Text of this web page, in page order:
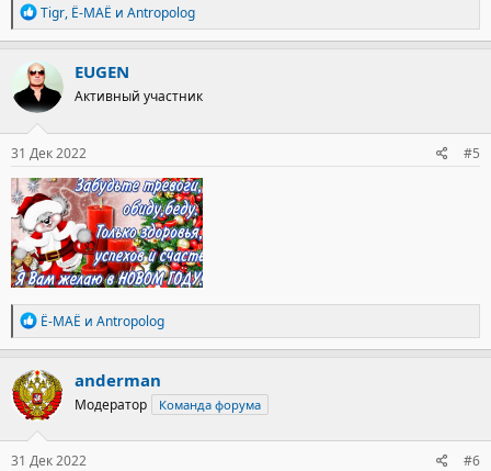
Р
е
а
к
ц
и
и
:
Tigr, Ё-МАЁ и Antropolog
EUGEN
Активный участник
31 Дек 2022 #5
Р
е
а
к
ц
и
и
:
Ё-МАЁ и Antropolog
anderman
Модератор Команда форума
31 Дек 2022 #6